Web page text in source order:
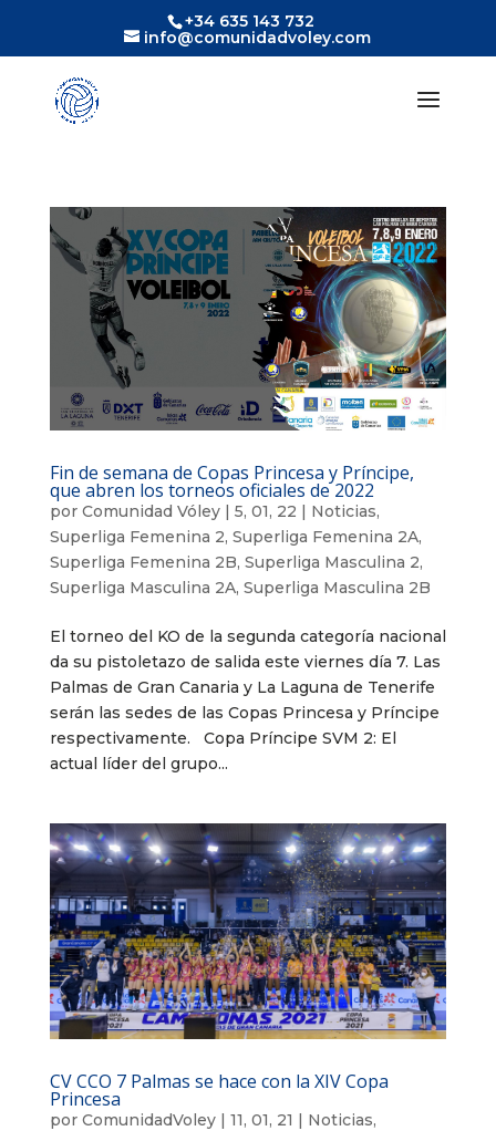
+34 635 143 732
info@comunidadvoley.com
Fin de semana de Copas Princesa y Príncipe,
que abren los torneos oficiales de 2022
por Comunidad Vóley| 5, 01, 22 | Noticias,
Superliga Femenina 2, Superliga Femenina 2A,
Superliga Femenina 2B, Superliga Masculina 2,
Superliga Masculina 2A, Superliga Masculina 2B
El torneo del KO de la segunda categoría nacional
da su pistoletazo de salida este viernes día 7. Las
Palmas de Gran Canaria y La Laguna de Tenerife
serán las sedes de las Copas Princesa y Príncipe
respectivamente. Copa Príncipe SVM 2: El
actual líder del grupo...
CV CCO 7 Palmas se hace con la XIV Copa
Princesa
por ComunidadVoley| 11, 01, 21 | Noticias,